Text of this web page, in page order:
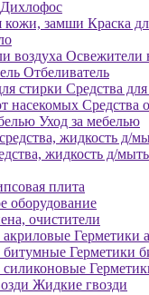
Дихлофос
Краска
Освежители
Отбеливатель
Средства
Средства
Уход за мебелью
жидкость д/
плита
оборудование
очистители
Герметики
Герметики
Жидкие гвозди